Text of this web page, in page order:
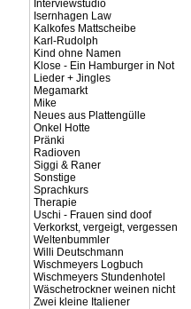
Interviewstudio
Isernhagen Law
Kalkofes Mattscheibe
Karl-Rudolph
Kind ohne Namen
Klose - Ein Hamburger in Not
Lieder + Jingles
Megamarkt
Mike
Neues aus Plattengülle
Onkel Hotte
Pränki
Radioven
Siggi & Raner
Sonstige
Sprachkurs
Therapie
Uschi - Frauen sind doof
Verkorkst, vergeigt, vergessen
Weltenbummler
Willi Deutschmann
Wischmeyers Logbuch
Wischmeyers Stundenhotel
Wäschetrockner weinen nicht
Zwei kleine Italiener